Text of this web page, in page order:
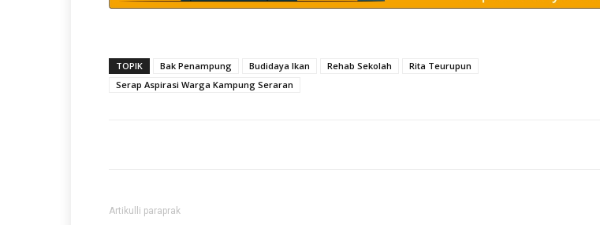
TOPIK Bak Penampung Budidaya Ikan Rehab Sekolah
Rita Teurupun
Serap Aspirasi Warga Kampung Seraran
Artikulli paraprak